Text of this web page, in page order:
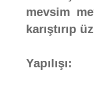
mevsim
karıştırıp
Yapılışı: